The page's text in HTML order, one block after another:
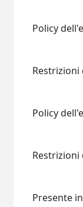
Policy
Restrizioni
Policy
Restrizioni
Presente